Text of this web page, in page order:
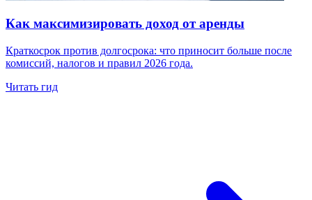
Как максимизировать доход от аренды
Краткосрок против долгосрока: что приносит больше после
комиссий, налогов и правил 2026 года.
Читать гид